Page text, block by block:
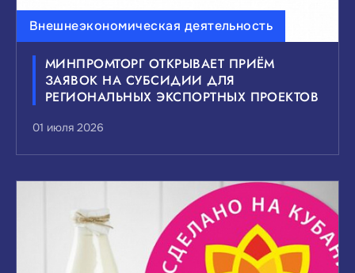
Инвестиции
Малый и средний бизнес
Внешнеэкономическая деятельность
Мероприятия и выставки
Государственно-частное партнерство
Национальные проекты
ВЫБЕРИТЕ ИНТЕРЕСУЮЩИЙ ВАС УРОВЕНЬ
НОВОСТЕЙ:
Федеральные
Краевые
Внешнеэкономическая деятельность
МИНПРОМТОРГ ОТКРЫВАЕТ ПРИЁМ
ЗАЯВОК НА СУБСИДИИ ДЛЯ
РЕГИОНАЛЬНЫХ ЭКСПОРТНЫХ ПРОЕКТОВ
01 июля 2026